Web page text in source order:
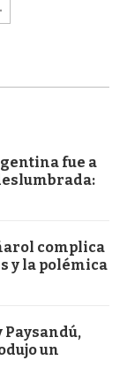
fue a
complica
y la polémica
Paysandú,
un